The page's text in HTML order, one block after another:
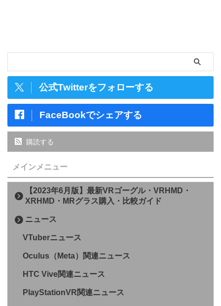
公式Twitterをフォローする
FaceBookでシェアする
購読する
メインメニュー
【2023年6月版】最新VRゴーグル・VRHMD・
XRHMD・MRグラス購入・比較ガイド
ニュース
VTuberニュース
Oculus（Meta）関連ニュース
HTC Vive関連ニュース
PlayStationVR関連ニュース